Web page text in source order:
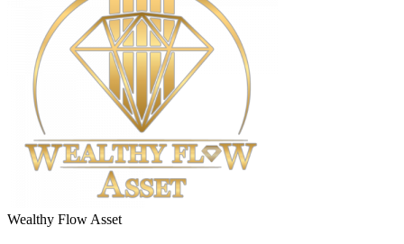
Wealthy Flow Asset